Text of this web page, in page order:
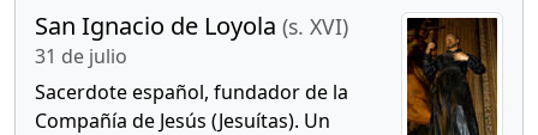
San Ignacio de Loyola (s. XVI)
31 de julio
Sacerdote español, fundador de la
Compañía de Jesús (Jesuítas). Un